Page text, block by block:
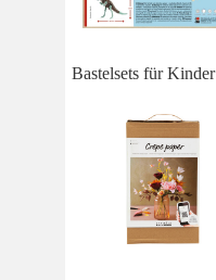
Bastelsets für Kinder